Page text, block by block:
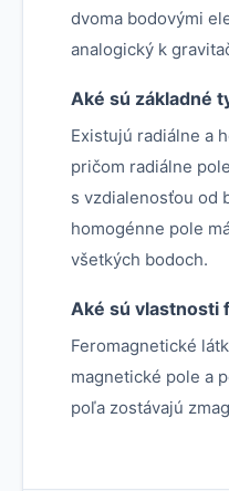
dvoma bodovými
analogický k
Aké sú základné
Existujú radiálne a
pričom radiálne
s vzdialenosťou od
homogénne pole
všetkých bodoch.
Aké sú vlastnosti
Feromagnetické
magnetické pole a
poľa zostávajú